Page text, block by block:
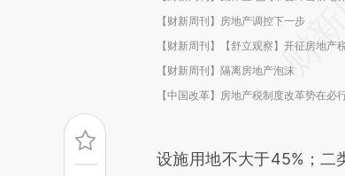
【财新周刊】房地产调控下一步
【财新周刊】【舒立观察】开征房地产
【财新周刊】隔离房地产泡沫
【中国改革】房地产税制度改革势在必
设施用地不大于45%；二